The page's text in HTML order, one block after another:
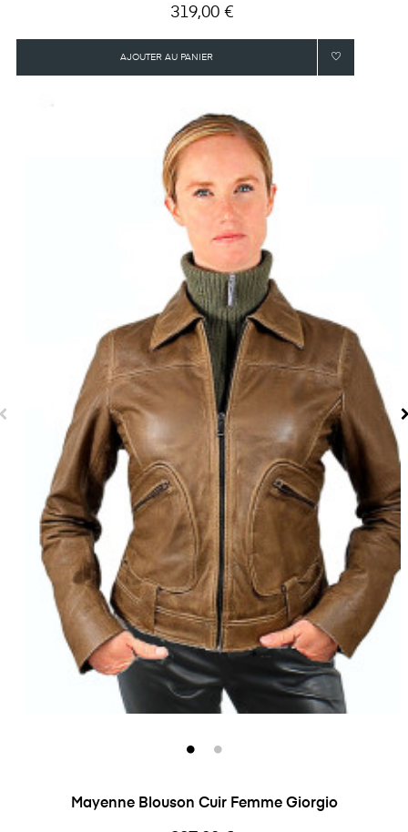
Prix
319,00 €
AJOUTER AU PANIER
Mayenne Blouson Cuir Femme Giorgio